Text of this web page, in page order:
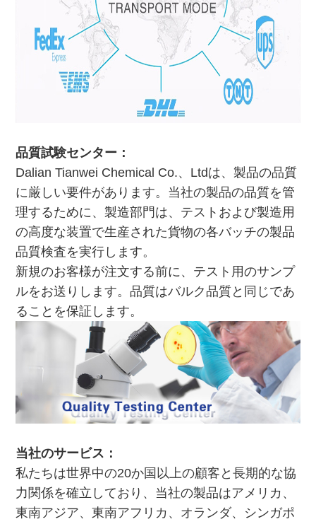
品質試験センター：
Dalian Tianwei Chemical Co.、Ltdは、製品の品質
に厳しい要件があります。当社の製品の品質を管
理するために、製造部門は、テストおよび製造用
の高度な装置で生産された貨物の各バッチの製品
品質検査を実行します。
新規のお客様が注文する前に、テスト用のサンプ
ルをお送りします。品質はバルク品質と同じであ
ることを保証します。
当社のサービス：
私たちは世界中の20か国以上の顧客と長期的な協
力関係を確立しており、当社の製品はアメリカ、
東南アジア、東南アフリカ、オランダ、シンガポ